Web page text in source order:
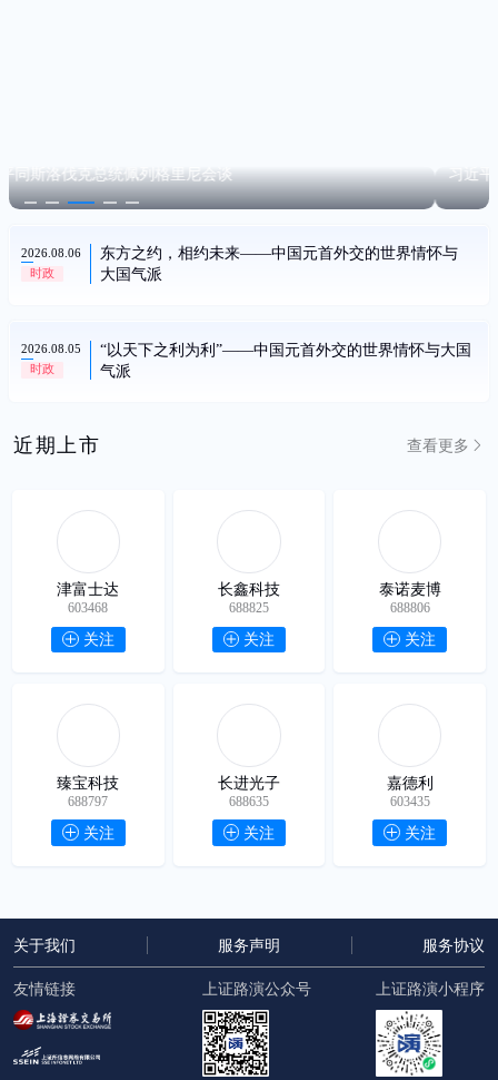
习近平对侨务工作作出重要指示
2026.08.06
时政
东方之约，相约未来——中国元首外交的世界情怀与
大国气派
2026.08.05
时政
“以天下之利为利”——中国元首外交的世界情怀与大国
气派
近期上市 查看更多
津富士达
603468
关注
长鑫科技
688825
关注
泰诺麦博
688806
关注
臻宝科技
688797
关注
长进光子
688635
关注
嘉德利
603435
关注
关于我们 服务声明 服务协议
友情链接 上证路演公众号 上证路演小程序